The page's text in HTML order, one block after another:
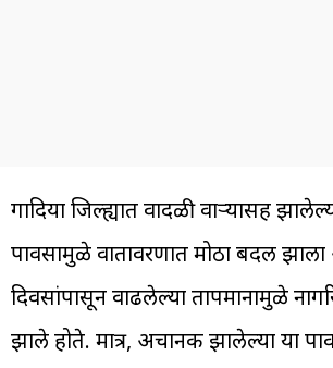
गोंदिया जिल्ह्यात वादळी वाऱ्यासह
पावसामुळे वातावरणात मोठा बदल
दिवसांपासून वाढलेल्या तापमानामुळे
झाले होते. मात्र, अचानक झालेल्या या